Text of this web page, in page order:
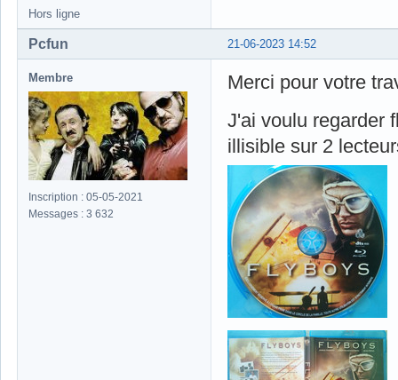
Hors ligne
21-06-2023 14:52
Pcfun
Membre
Inscription : 05-05-2021
Messages : 3 632
Merci pour votre
J'ai voulu regarder
illisible sur 2